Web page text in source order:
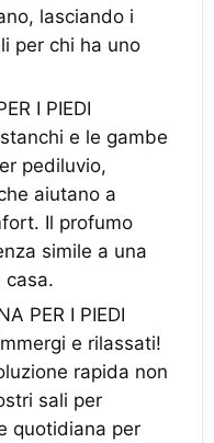
lasciando i
per chi ha uno
I PIEDI
e le gambe
pediluvio,
aiutano a
Il profumo
simile a una
casa.
PER I PIEDI
e rilassati!
rapida non
sali per
quotidiana per